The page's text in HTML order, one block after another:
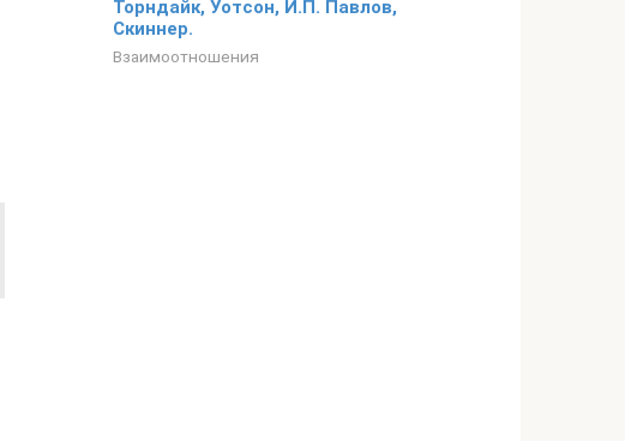
Торндайк, Уотсон, И.П. Павлов,
Скиннер.
Взаимоотношения